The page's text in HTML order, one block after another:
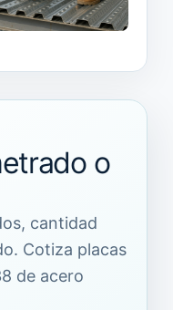
o
cantidad
Cotiza placas
de acero